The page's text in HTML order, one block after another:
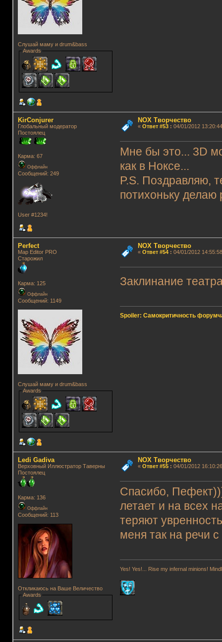
Слушай маму и drum&bass
Awards
KirConjurer
Глобальный модератор
Постоялец
Карма: 67
Оффлайн
Сообщений: 249
User #1234!
NOX Творчество
« Ответ #53: 04/01/2012
Мне бы это... 3D
как в Ноксе...
P.S. Поздравляю,
потихоньку делаю
Perfect
Map Editor PRO
Старожил
Карма: 125
Оффлайн
Сообщений: 1149
Слушай маму и drum&bass
Awards
NOX Творчество
« Ответ #54: 04/01/2012
Заклинание
Spoiler: Самокритичность
Ledi Gadiva
Верховный Иллюстратор Таверны
Постоялец
Карма: 136
Оффлайн
Сообщений: 113
Откликаюсь на Ваше Величество
Awards
NOX Творчество
« Ответ #55: 04/01/2012
Спасибо,
летает и на всех
теряют
меня так на речи
Yes! Yes!... Rise my infernal minions!